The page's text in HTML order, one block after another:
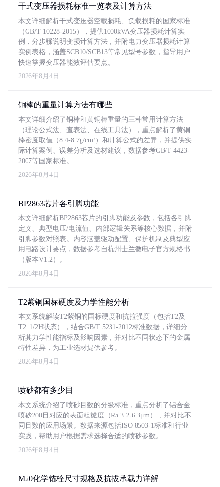
干式变压器损耗标准一览表及计算方法
本文详细解析干式变压器空载损耗、负载损耗的国家标准
（GB/T 10228-2015），提供1000kVA变压器损耗计算实
例，分步骤说明变损计算方法，并附电力变压器损耗计算
实例表格，涵盖SCB10/SCB13等常见型号参数，指导用户
快速掌握变压器能效评估要点。
2026年8月4日
铜棒的重量计算方法有哪些
本文详细介绍了铜棒和黄铜棒重量的三种常用计算方法
（理论公式法、查表法、在线工具法），重点解析了黄铜
棒密度取值（8.4-8.7g/cm³）和计算公式的差异，并提供实
际计算案例、误差分析及选材建议，数据参考GB/T 4423-
2007等国家标准。
2026年8月4日
BP2863芯片各引脚功能
本文详细解析BP2863芯片的引脚功能及参数，包括各引脚
定义、典型电压/电流值、内部逻辑关系等核心数据，并附
引脚参数对照表。内容涵盖驱动配置、保护机制及典型应
用电路设计要点，数据参考自杭州士兰微电子官方规格书
（版本V1.2）。
2026年8月4日
T2紫铜国标硬度及力学性能分析
本文系统解读T2紫铜的国标硬度和抗拉强度（包括T2及
T2_1/2H状态），结合GB/T 5231-2012标准数据，详细分
析其力学性能指标及影响因素，并对比不同状态下的金属
特性差异，为工业选材提供参考。
2026年8月4日
喷砂都有多少目
本文系统介绍了喷砂目数的分级标准，重点分析了铝合金
喷砂200目对应的表面粗糙度（Ra 3.2-6.3μm），并对比不
同目数的应用场景。数据来源包括ISO 8503-1标准和行业
实践，帮助用户根据需求选择合适的喷砂参数。
2026年8月4日
M20化学锚栓尺寸规格及抗拔承载力详解